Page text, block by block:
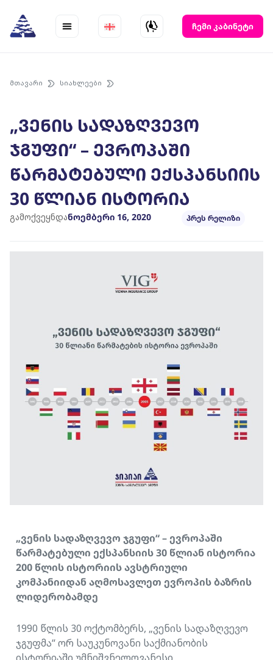
content
ჩემი კაბინეტი
მთავარი სიახლეები
„ვენის სადაზღვევო
ჯგუფი“ – ევროპაში
წარმატებული ექსპანსიის
30 წლიან ისტორია
გამოქვეყნდანოემბერი 16, 2020 პრეს რელიზი
„ვენის სადაზღვევო ჯგუფი“ – ევროპაში
წარმატებული ექსპანსიის 30 წლიან ისტორია
200 წლის ისტორიის ავსტრიული
კომპანიიდან აღმოსავლეთ ევროპის ბაზრის
ლიდერობამდე
1990 წლის 30 ოქტომბერს, „ვენის სადაზღვევო
ჯგუფმა“ ორ საუკუნოვანი საქმიანობის